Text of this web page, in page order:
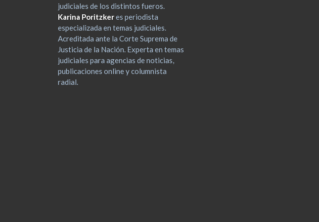
judiciales de los distintos fueros.
Karina Poritzkeres periodista
especializada en temas judiciales.
Acreditada ante la Corte Suprema de
Justicia de la Nación. Experta en temas
judiciales para agencias de noticias,
publicaciones online y columnista
radial.